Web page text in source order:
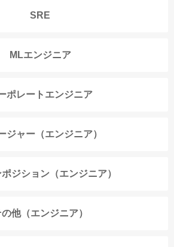
SRE
MLエンジニア
ポレートエンジニア
ジャー（エンジニア）
ジション（エンジニア）
の他（エンジニア）